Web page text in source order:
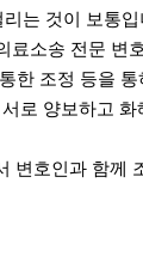
는 것이 보통
소송 전문 변
한 조정 등을
로 양보하고
변호인과 함께